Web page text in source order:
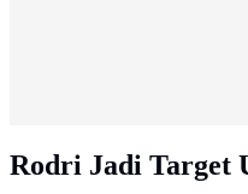
Rodri Jadi Target